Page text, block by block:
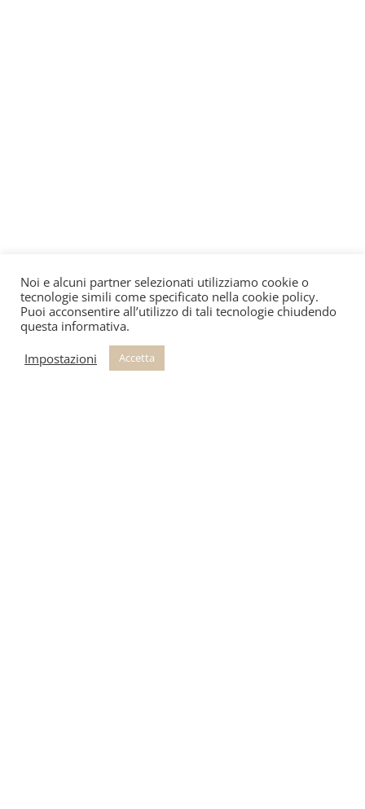
Noi e alcuni partner selezionati utilizziamo cookie o
tecnologie simili come specificato nella cookie policy.
Puoi acconsentire all’utilizzo di tali tecnologie chiudendo
questa informativa.
Impostazioni
Accetta